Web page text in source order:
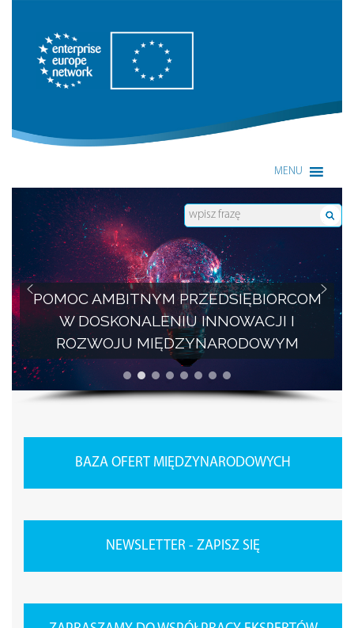
Enterprise Europe Network
MENU
POMOC AMBITNYM PRZEDSIĘBIORCOM
W DOSKONALENIU INNOWACJI I
ROZWOJU MIĘDZYNARODOWYM
BAZA OFERT MIĘDZYNARODOWYCH
NEWSLETTER - ZAPISZ SIĘ